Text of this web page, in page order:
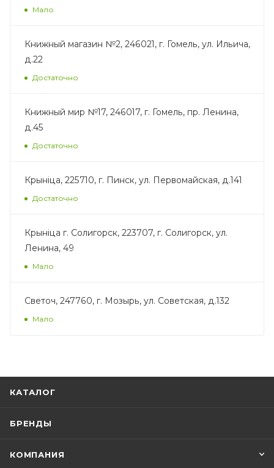
Мало
Книжный магазин №2, 246021, г. Гомель, ул. Ильича,
д.22
Достаточно
Книжный мир №17, 246017, г. Гомель, пр. Ленина,
д.45
Достаточно
Крынiца, 225710, г. Пинск, ул. Первомайская, д.141
Достаточно
Крынiца г. Солигорск, 223707, г. Солигорск, ул.
Ленина, 49
Мало
Светоч, 247760, г. Мозырь, ул. Советская, д.132
Мало
КАТАЛОГ
БРЕНДЫ
КОМПАНИЯ